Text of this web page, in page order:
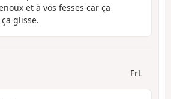
et à vos fesses car ça
glisse.
FrL